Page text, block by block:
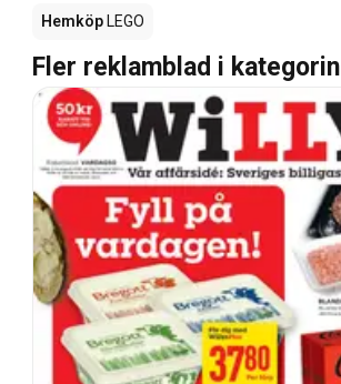
Hemköp LEGO
Fler reklamblad i kategorin